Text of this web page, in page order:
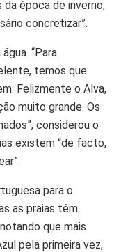
época de inverno,
concretizar”.
“Para
temos que
Felizmente o Alva,
muito grande. Os
considerou o
existem “de facto,
para o
as praias têm
que mais
pela primeira vez,